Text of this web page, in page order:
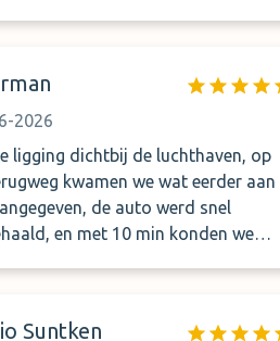
2026
ligging dichtbij de luchthaven, op
kwamen we wat eerder aan
de auto werd snel
en met 10 min konden we
Suntken